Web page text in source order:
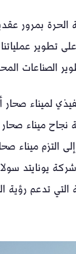
بمرور
تطوير
الصناعات
لميناء صحار
ميناء
إلى التزم
يونايتد
التي تدعم